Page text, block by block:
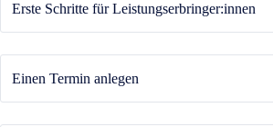
Erste Schritte für Leistungserbringer:innen
Einen Termin anlegen